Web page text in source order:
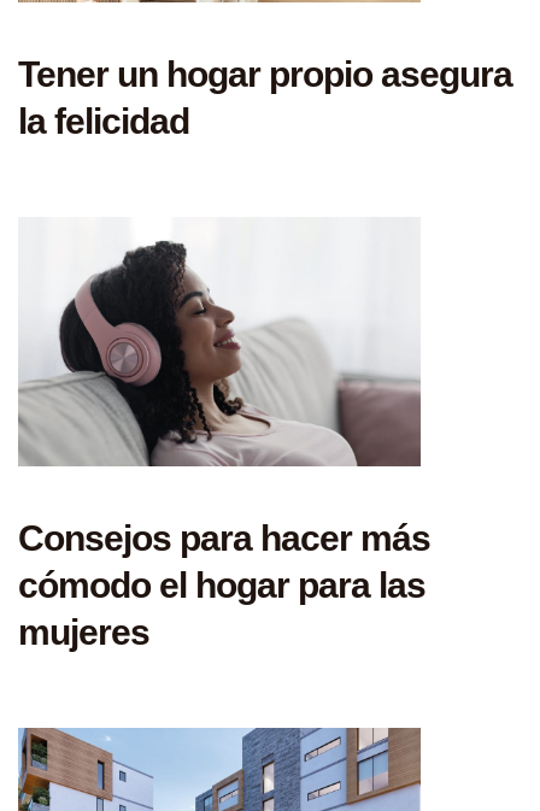
Tener un hogar propio asegura
la felicidad
Consejos para hacer más
cómodo el hogar para las
mujeres